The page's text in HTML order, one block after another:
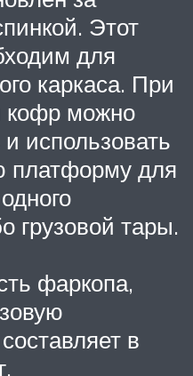
Этот
для
каркаса. При
кофр можно
использовать
платформу для
грузовой тары.
фаркопа,
в